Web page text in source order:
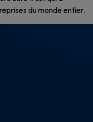
du monde entier.